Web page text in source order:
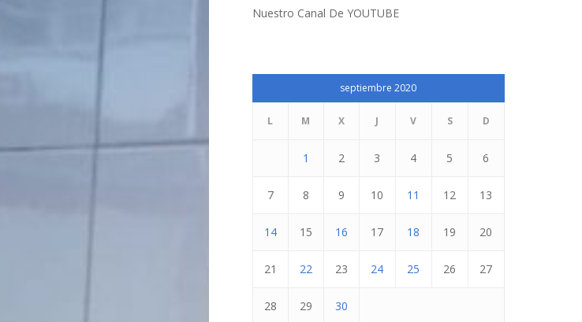
Nuestro Canal De YOUTUBE
septiembre 2020
L M X J V S D
1 2 3 4 5 6
7 8 9 10 11 12 13
14 15 16 17 18 19 20
21 22 23 24 25 26 27
28 29 30